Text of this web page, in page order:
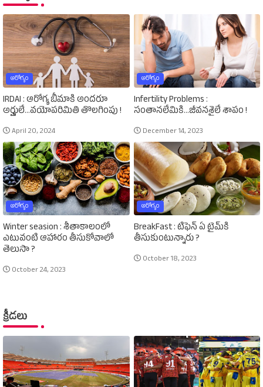
ఆరోగ్యం
IRDAI : ఆరోగ్య బీమాకి అందరూ
అర్హులే...వయోపరిమితి తొలగింపు !
April 20, 2024
ఆరోగ్యం
Infertility Problems :
సంతానలేమికి...జీవనశైలే శాపం !
December 14, 2023
ఆరోగ్యం
Winter seasion : శీతాకాలంలో
ఎటువంటి ఆహారం తీసుకోవాలో
తెలుసా ?
October 24, 2023
ఆరోగ్యం
BreakFast : టిఫెన్‌ ఏ టైమ్‌కి
తీసుకుంటున్నారు ?
October 18, 2023
క్రీడలు